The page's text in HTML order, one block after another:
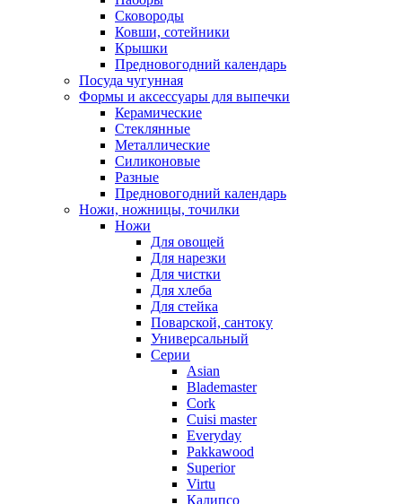
Сковороды
Ковши, сотейники
Крышки
Предновогодний календарь
Посуда чугунная
Формы и аксессуары для выпечки
Керамические
Стеклянные
Металлические
Силиконовые
Разные
Предновогодний календарь
Ножи, ножницы, точилки
Ножи
Для овощей
Для нарезки
Для чистки
Для хлеба
Для стейка
Поварской, сантоку
Универсальный
Серии
Asian
Blademaster
Cork
Cuisi master
Everyday
Pakkawood
Superior
Virtu
Калипсо